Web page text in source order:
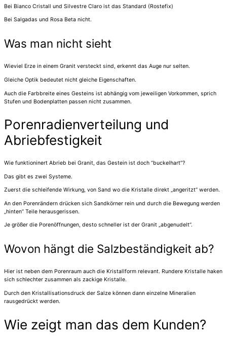
Bei Bianco Cristall und Silvestre Claro ist das Standard (Rostefix)
Bei Salgadas und Rosa Beta nicht.
Was man nicht sieht
Wieviel Erze in einem Granit versteckt sind, erkennt das Auge nur selten.
Gleiche Optik bedeutet nicht gleiche Eigenschaften.
Auch die Farbbreite eines Gesteins ist abhängig vom jeweiligen Vorkommen, sprich
Stufen und Bodenplatten passen nicht zusammen.
Porenradienverteilung und
Abriebfestigkeit
Wie funktioninert Abrieb bei Granit, das Gestein ist doch “buckelhart”?
Das gibt es zwei Systeme.
Zuerst die schleifende Wirkung, von Sand wo die Kristalle direkt „angeritzt“ werden.
An den Porenrändern drücken sich Sandkörner rein und durch die Bewegung werden
„hinten“ Teile herausgerissen.
Je größer die Porenöffnungen, desto schneller ist der Granit „abgenudelt“.
Wovon hängt die Salzbeständigkeit ab?
Hier ist neben dem Porenraum auch die Kristallform relevant. Rundere Kristalle haken
sich schlechter zusammen als zackige Kristalle.
Durch den Kristallisationsdruck der Salze können dann einzelne Mineralien
rausgedrückt werden.
Wie zeigt man das dem Kunden?